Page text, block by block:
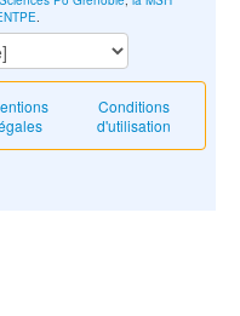
Conditions
d'utilisation
.